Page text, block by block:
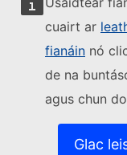
cuairt ar
fianáin nó
de na
agus chun
Glac
Lean an
Sonraí teagmhála
Leochaileacht TF
Teangacha ar ár
(External